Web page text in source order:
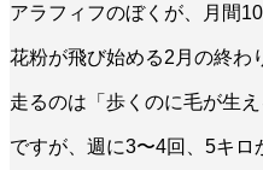
アラフィフのぼくが、月間
花粉が飛び始める2月の終わ
走るのは「歩くのに毛が生え
ですが、週に3〜4回、5キロ